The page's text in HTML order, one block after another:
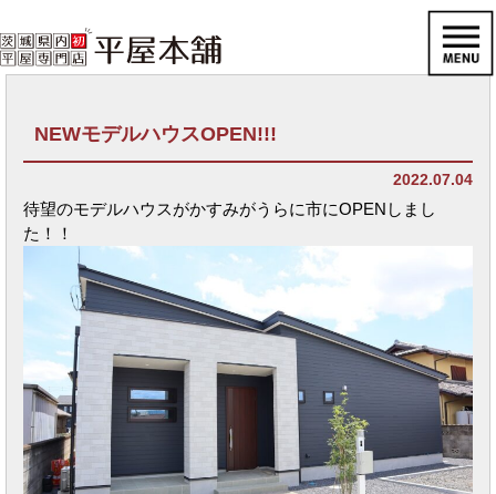
NEWモデルハウスOPEN!!!
2022.07.04
待望のモデルハウスがかすみがうらに市にOPENしまし
た！！